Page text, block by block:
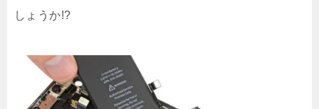
しょうか!?